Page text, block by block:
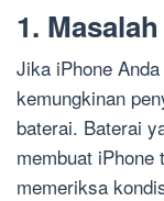
1.
Jika iPhone
kemungkinan
baterai. Baterai
membuat
memeriksa